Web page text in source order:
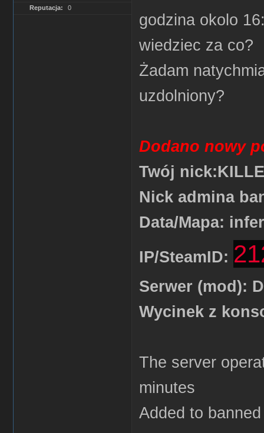
Reputacja:
0
godzina okolo
wiedziec za co?
Żadam
uzdolniony?
Dodano nowy
Twój
Nick admina
Data/Mapa:
IP/SteamID:
Serwer (mod):
Wycinek z
The server
minutes
Added to